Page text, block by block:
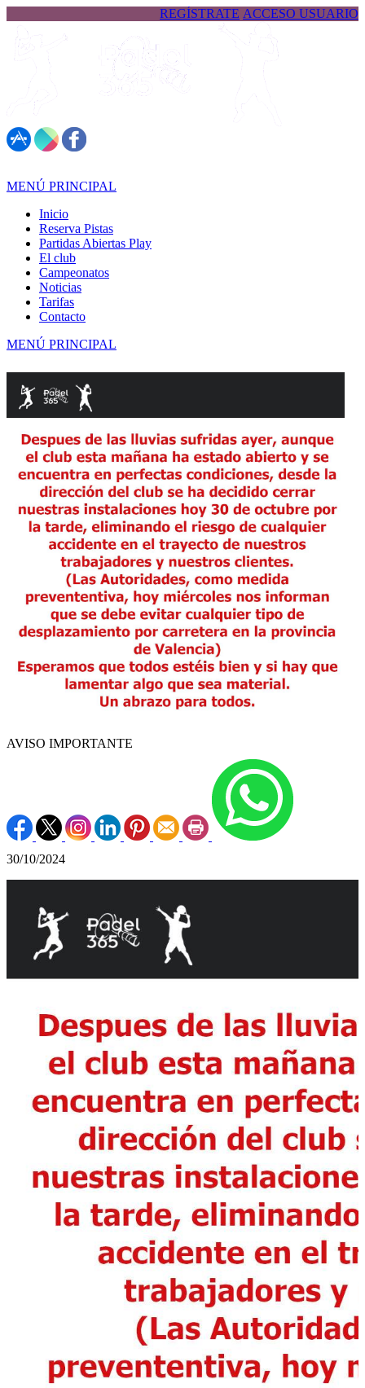
REGÍSTRATE ACCESO USUARIO
MENÚ PRINCIPAL
Inicio
Reserva Pistas
Partidas Abiertas Play
El club
Campeonatos
Noticias
Tarifas
Contacto
MENÚ PRINCIPAL
AVISO IMPORTANTE
30/10/2024